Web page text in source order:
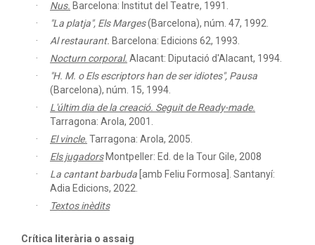
Nus. Barcelona: Institut del Teatre, 1991.
"La platja", Els Marges(Barcelona), núm. 47, 1992.
Al restaurant. Barcelona: Edicions 62, 1993.
Nocturn corporal. Alacant: Diputació d'Alacant, 1994.
"H. M. o Els escriptors han de ser idiotes", Pausa
(Barcelona), núm. 15, 1994.
L'últim dia de la creació. Seguit de Ready-made.
Tarragona: Arola, 2001.
El vincle. Tarragona: Arola, 2005.
Els jugadors Montpeller: Ed. de la Tour Gile, 2008
La cantant barbuda [amb Feliu Formosa]. Santanyí:
Adia Edicions, 2022.
Textos inèdits
Crítica literària o assaig